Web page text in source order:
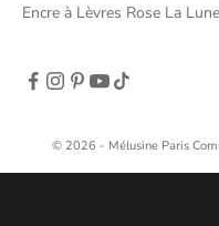
Encre à Lèvres Rose La Lune
© 2026 - Mélusine Paris